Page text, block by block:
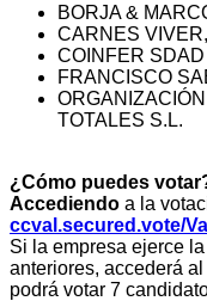
BORJA &
CARNES
COINFER
FRANCISCO
TOTALES S.L.
¿Cómo puedes
Accediendo a la
ccval.secured.vote/
Si la empresa ejerce
anteriores, accederá al
podrá votar 7